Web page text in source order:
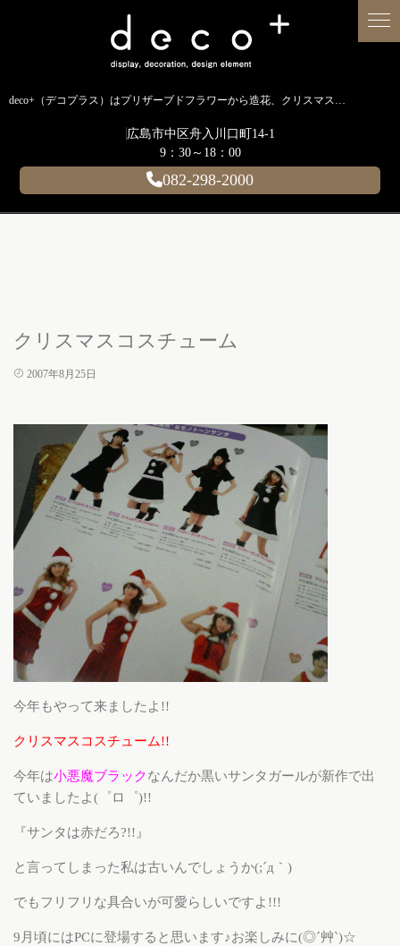
deco+（デコプラス）はプリザーブドフラワーから造花、クリスマス装飾、イルミネーションに至るまで扱う広島のディスプレイ専門ショップです。
広島市中区舟入川口町14-1
9：30～18：00
082-298-2000
クリスマスコスチューム
2007年8月25日
今年もやって来ましたよ!!
クリスマスコスチューム!!
今年は小悪魔ブラックなんだか黒いサンタガールが新作で出
ていましたよ(゜ロ゜)!!
『サンタは赤だろ?!!』
と言ってしまった私は古いんでしょうか(;´д｀)
でもフリフリな具合いが可愛らしいですよ!!!
9月頃にはPCに登場すると思います♪お楽しみに(◎´艸`)☆